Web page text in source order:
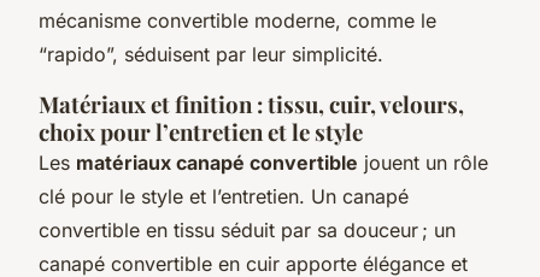
mécanisme convertible moderne, comme le
“rapido”, séduisent par leur simplicité.
Matériaux et finition : tissu, cuir, velours,
choix pour l’entretien et le style
Les matériaux canapé convertible jouent un rôle
clé pour le style et l’entretien. Un canapé
convertible en tissu séduit par sa douceur ; un
canapé convertible en cuir apporte élégance et